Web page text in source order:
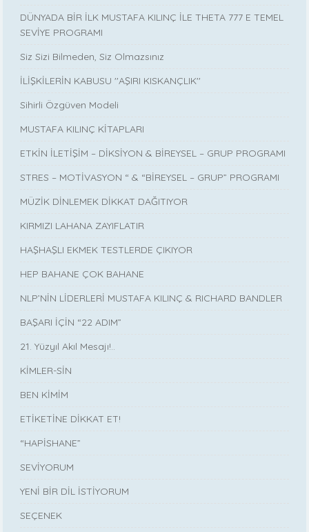
DÜNYADA BİR İLK MUSTAFA KILINÇ İLE THETA 777 E TEMEL
SEVİYE PROGRAMI
Siz Sizi Bilmeden, Siz Olmazsınız
İLİŞKİLERİN KABUSU ''AŞIRI KISKANÇLIK''
Sihirli Özgüven Modeli
MUSTAFA KILINÇ KİTAPLARI
ETKİN İLETİŞİM – DİKSİYON & BİREYSEL – GRUP PROGRAMI
STRES – MOTİVASYON “ & “BİREYSEL – GRUP” PROGRAMI
MÜZİK DİNLEMEK DİKKAT DAĞITIYOR
KIRMIZI LAHANA ZAYIFLATIR
HAŞHAŞLI EKMEK TESTLERDE ÇIKIYOR
HEP BAHANE ÇOK BAHANE
NLP’NİN LİDERLERİ MUSTAFA KILINÇ & RICHARD BANDLER
BAŞARI İÇİN “22 ADIM”
21. Yüzyıl Akıl Mesajı!..
KİMLER-SİN
BEN KİMİM
ETİKETİNE DİKKAT ET!
“HAPİSHANE”
SEVİYORUM
YENİ BİR DİL İSTİYORUM
SEÇENEK